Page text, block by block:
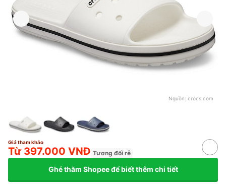
Nguồn: crocs.com
Giá tham khảo
Từ 397.000 VNĐ Tương đối rẻ
Ghé thăm Shopee để biết thêm chi tiết